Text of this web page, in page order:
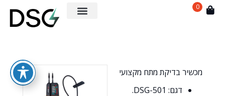
0
מכשיר בדיקת מתח מקצועי
דגם: DSG-501.